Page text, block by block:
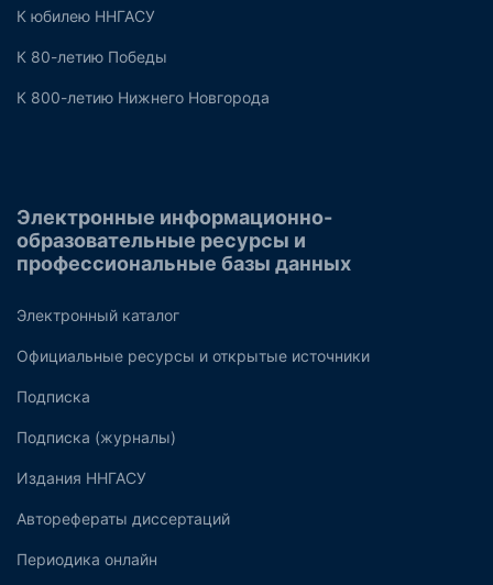
К юбилею ННГАСУ
К 80-летию Победы
К 800-летию Нижнего Новгорода
Электронные информационно-
образовательные ресурсы и
профессиональные базы данных
Электронный каталог
Официальные ресурсы и открытые источники
Подписка
Подписка (журналы)
Издания ННГАСУ
Авторефераты диссертаций
Периодика онлайн